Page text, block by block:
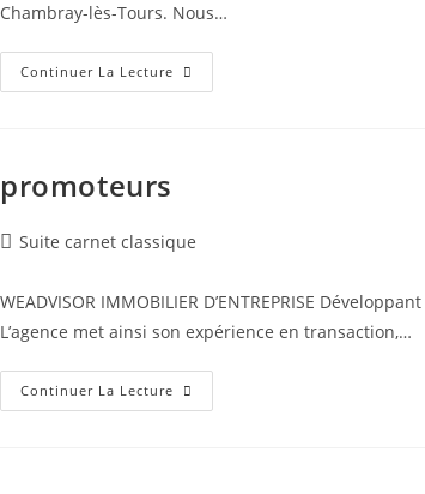
Chambray-lès-Tours. Nous…
Continuer La Lecture Véhicules
Professionnels
promoteurs
PostSuite carnet classique
WEADVISOR IMMOBILIER D’ENTREPRISE
L’agence met ainsi son expérience en transaction,…
Continuer La Lecture Promoteurs